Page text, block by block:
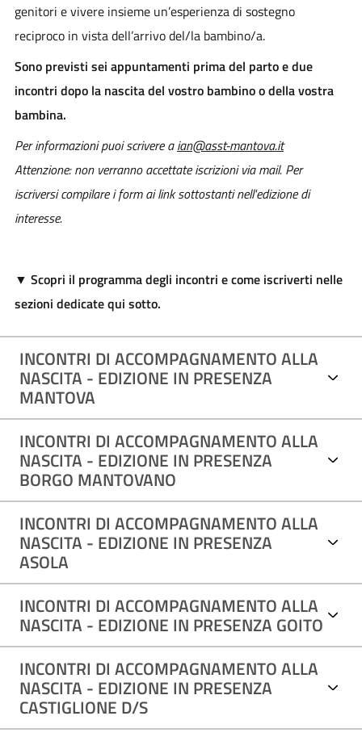
genitori e vivere insieme un’esperienza di sostegno
reciproco in vista dell’arrivo del/la bambino/a.
Sono previsti sei appuntamenti prima del parto e due
incontri dopo la nascita del vostro bambino o della vostra
bambina.
Per informazioni puoi scrivere aian@asst-mantova.it
Attenzione: non verranno accettate iscrizioni via mail. Per
iscriversi compilare i form ai link sottostanti nell'edizione di
interesse.
▼ Scopri il programma degli incontri e come iscriverti nelle
sezioni dedicate qui sotto.
INCONTRI DI ACCOMPAGNAMENTO ALLA
NASCITA - EDIZIONE IN PRESENZA
MANTOVA
INCONTRI DI ACCOMPAGNAMENTO ALLA
NASCITA - EDIZIONE IN PRESENZA
BORGO MANTOVANO
INCONTRI DI ACCOMPAGNAMENTO ALLA
NASCITA - EDIZIONE IN PRESENZA
ASOLA
INCONTRI DI ACCOMPAGNAMENTO ALLA
NASCITA - EDIZIONE IN PRESENZA GOITO
INCONTRI DI ACCOMPAGNAMENTO ALLA
NASCITA - EDIZIONE IN PRESENZA
CASTIGLIONE D/S